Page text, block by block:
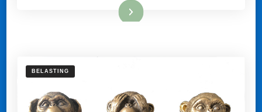
Lees meer
BELASTING